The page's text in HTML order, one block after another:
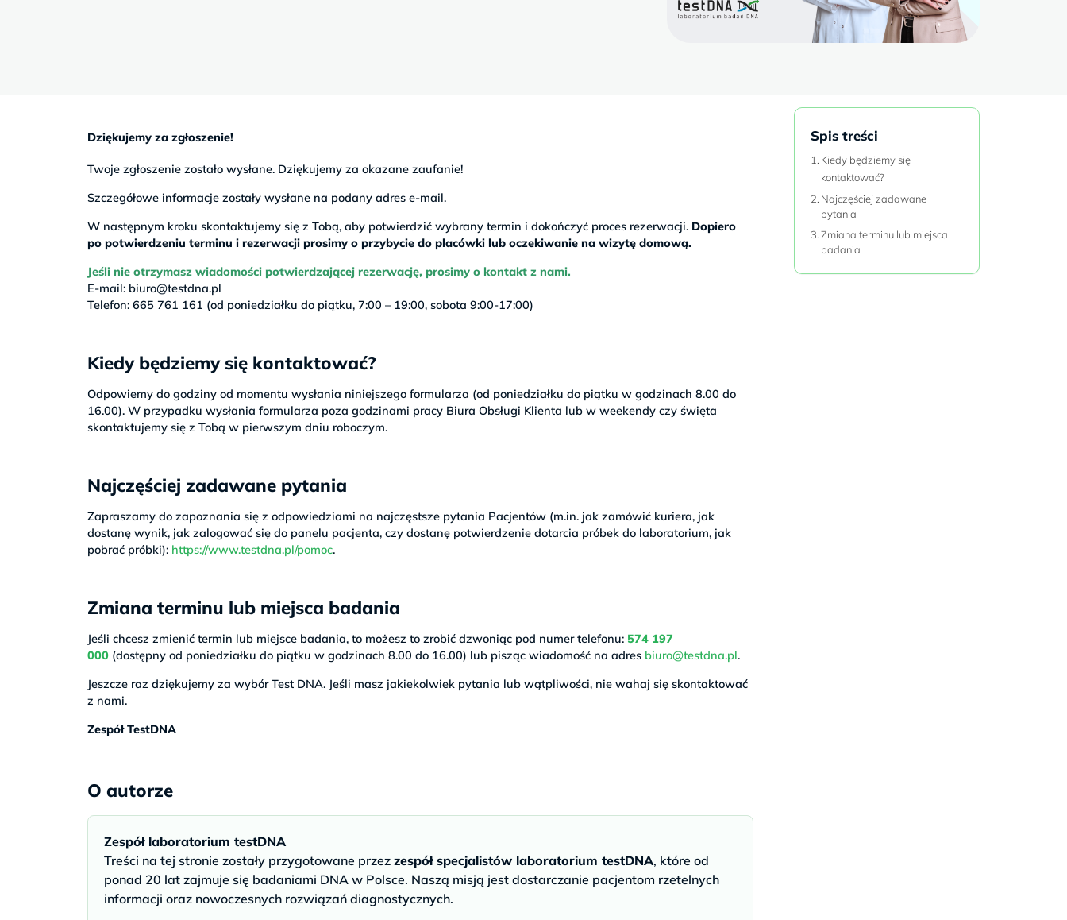
Dziękujemy za zgłoszenie!
Twoje zgłoszenie zostało wysłane. Dziękujemy za okazane zaufanie!
Szczegółowe informacje zostały wysłane na podany adres e-mail.
W następnym kroku skontaktujemy się z Tobą, aby potwierdzić wybrany termin i dokończyć proces rezerwacji. Dopiero
po potwierdzeniu terminu i rezerwacji prosimy o przybycie do placówki lub oczekiwanie na wizytę domową.
Jeśli nie otrzymasz wiadomości potwierdzającej rezerwację, prosimy o kontakt z nami.
E-mail: biuro@testdna.pl
Telefon: 665 761 161 (od poniedziałku do piątku, 7:00 – 19:00, sobota 9:00-17:00)
Kiedy będziemy się kontaktować?
Odpowiemy do godziny od momentu wysłania niniejszego formularza (od poniedziałku do piątku w godzinach 8.00 do
16.00). W przypadku wysłania formularza poza godzinami pracy Biura Obsługi Klienta lub w weekendy czy święta
skontaktujemy się z Tobą w pierwszym dniu roboczym.
Najczęściej zadawane pytania
Zapraszamy do zapoznania się z odpowiedziami na najczęstsze pytania Pacjentów (m.in. jak zamówić kuriera, jak
dostanę wynik, jak zalogować się do panelu pacjenta, czy dostanę potwierdzenie dotarcia próbek do laboratorium, jak
pobrać próbki): https://www.testdna.pl/pomoc.
Zmiana terminu lub miejsca badania
Jeśli chcesz zmienić termin lub miejsce badania, to możesz to zrobić dzwoniąc pod numer telefonu: 574 197
000 (dostępny od poniedziałku do piątku w godzinach 8.00 do 16.00) lub pisząc wiadomość na adres biuro@testdna.pl.
Jeszcze raz dziękujemy za wybór Test DNA. Jeśli masz jakiekolwiek pytania lub wątpliwości, nie wahaj się skontaktować
z nami.
Zespół TestDNA
O autorze
Zespół laboratorium testDNA
Treści na tej stronie zostały przygotowane przezzespół specjalistów laboratorium testDNA, które od
ponad 20 lat zajmuje się badaniami DNA w Polsce. Naszą misją jest dostarczanie pacjentom rzetelnych
informacji oraz nowoczesnych rozwiązań diagnostycznych.
Spis treści
Kiedy będziemy się
kontaktować?
Najczęściej zadawane
pytania
Zmiana terminu lub miejsca
badania